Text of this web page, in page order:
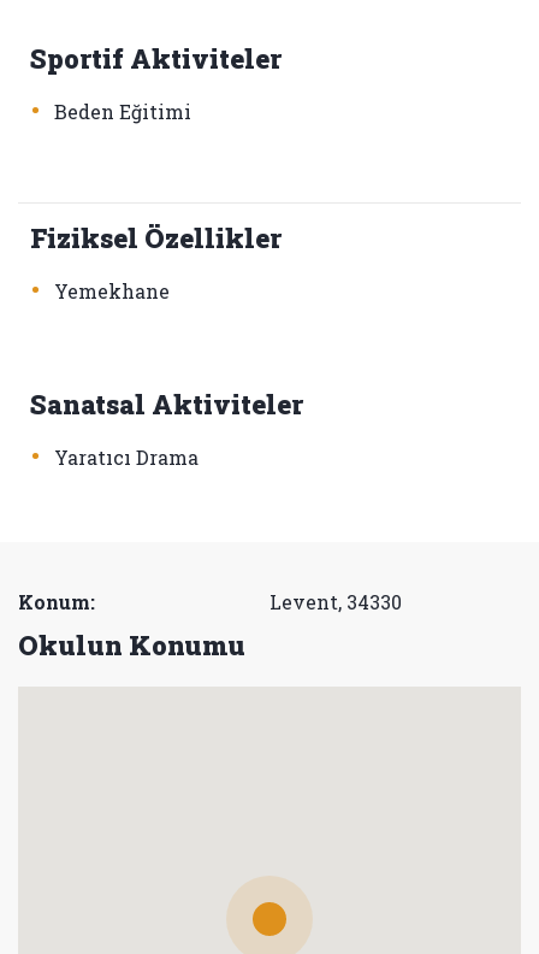
Sportif Aktiviteler
• Beden Eğitimi
Fiziksel Özellikler
• Yemekhane
Sanatsal Aktiviteler
• Yaratıcı Drama
Konum: Levent, 34330
Okulun Konumu